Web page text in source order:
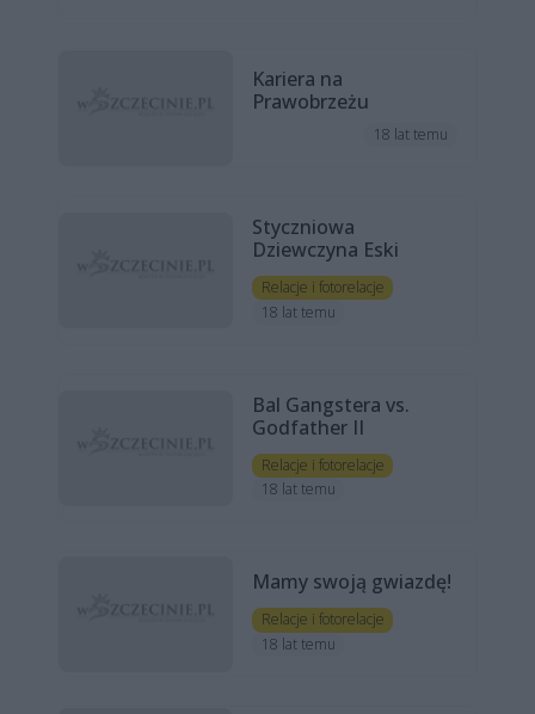
Kariera na
Prawobrzeżu
18 lat temu
Styczniowa
Dziewczyna Eski
Relacje i fotorelacje
18 lat temu
Bal Gangstera vs.
Godfather II
Relacje i fotorelacje
18 lat temu
Mamy swoją gwiazdę!
Relacje i fotorelacje
18 lat temu